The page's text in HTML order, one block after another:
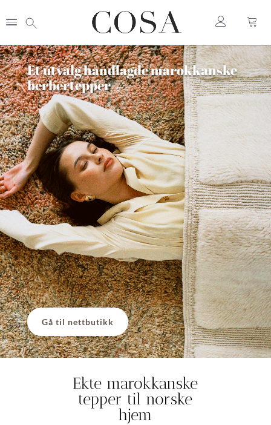
Et utvalg håndlagde marokkanske
berbertepper
Gå til nettbutikk
Ekte marokkanske
tepper til norske
hjem